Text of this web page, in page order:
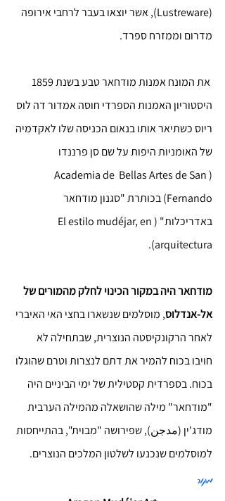
(Lustreware), אשר יוצאו בעבר לרחבי אירופה
מדרום וממזרח ספרד.
היסטוריון האמנות הספרדי חוסה אמדור דה לוס
ריוס כשתיאר אותו בנאום הכניסה שלו לאקדמיה
של האומניות היפות על שם סן פרננדו
(Academia de  Bellas Artes de San
Fernando) בכותרת "סגנון מודחאר
באדריכלות" (El estilo mudéjar, en
arquitectura).
מודחאר היה במקור הכינוי לחלק מהמורים של
אל-אנדלוס, מוסלמים שנשארו בחצי האי האיברי
לאחר הרקונקיסטה הנוצרית, שבתחילה לא
חויבו בכוח להמיר את דתם לנצרות וטרם שהוגלו
בכוח. בספרדית קסטילית של ימי הביניים היה
"מודחאר" מילה שהושאלה מהמילה הערבית
מודג'ין (مدجن), שפירושה "מבוית", בהתייחסות
למוסלמים שנכנעו לשלטון המלכים הנוצרים.
מקור